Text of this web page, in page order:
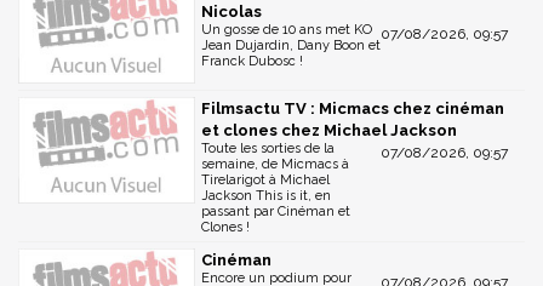
Nicolas
07/08/2026, 09:57
Un gosse de 10 ans met KO
Jean Dujardin, Dany Boon et
Franck Dubosc !
Filmsactu TV : Micmacs chez cinéman
et clones chez Michael Jackson
07/08/2026, 09:57
Toute les sorties de la
semaine, de Micmacs à
Tirelarigot à Michael
Jackson This is it, en
passant par Cinéman et
Clones !
Cinéman
Encore un podium pour